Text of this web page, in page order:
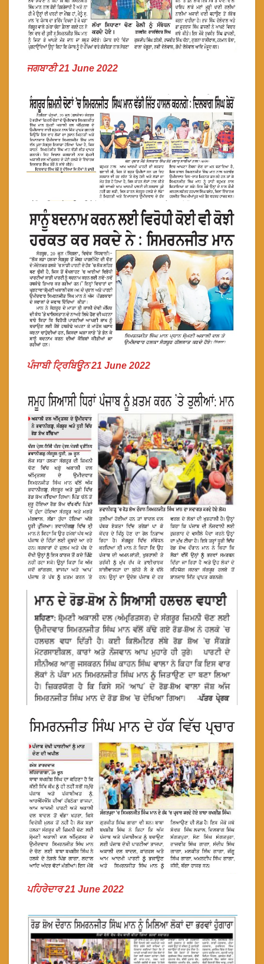
ਜਗਬਾਣੀ 21 June 2022
ਪੰਜਾਬੀ ਟ੍ਰਿਬਿਊਨ 21 June 2022
ਪਹਿਰੇਦਾਰ 21 June 2022